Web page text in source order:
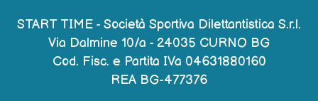
START TIME - Società Sportiva Dilettantistica S.r.l.
Via Dalmine 10/a - 24035 CURNO BG
Cod. Fisc. e Partita IVa 04631880160
REA BG-477376